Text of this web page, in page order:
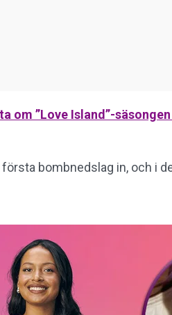
om ”Love Island”-
bombnedslag in, och i